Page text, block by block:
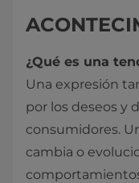
¿Qué es una
Una expresión
por los deseos y
consumidores.
cambia o